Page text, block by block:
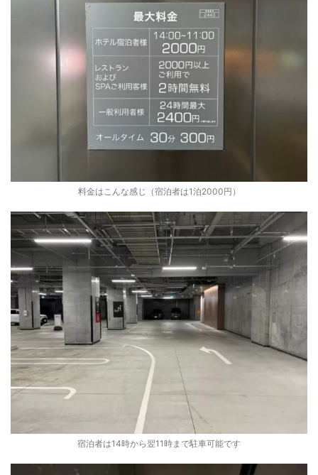
料金はこんな感じ（宿泊者は1泊2000円）
宿泊者は14時から翌11時まで駐車可能です